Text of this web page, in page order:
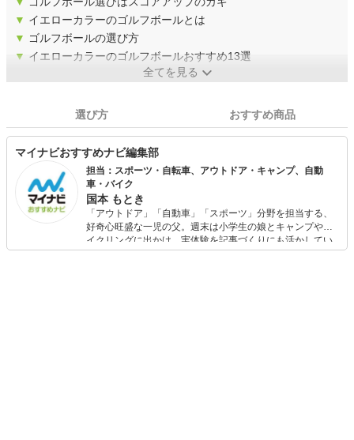
▼ イエローカラーのゴルフボールとは
▼ ゴルフボールの選び方
▼ イエローカラーのゴルフボールおすすめ13選
全てを見る
選び方 おすすめ商品
マイナビおすすめナビ編集部
担当：スポーツ・自転車、アウトドア・キャンプ、自動
車・バイク
国本 もとき
「アウトドア」「自動車」「スポーツ」分野を担当する、
好奇心旺盛な一児の父。週末は小学生の娘とキャンプやサ
イクリングに出かけ、実体験を記事づくりにも活かしてい
ます。読者の「知りたい」を分かりやすく届けることをモ